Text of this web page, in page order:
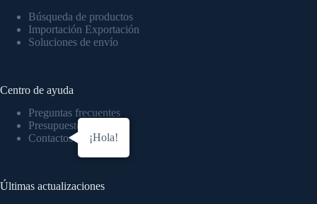
Búsqueda de productos
Importación Exportación
Soluciones de envío
Centro de ayuda
Preguntas frecuentes
Presupuesto Gratuito
Contactos
Últimas actualizaciones
¡Hola!